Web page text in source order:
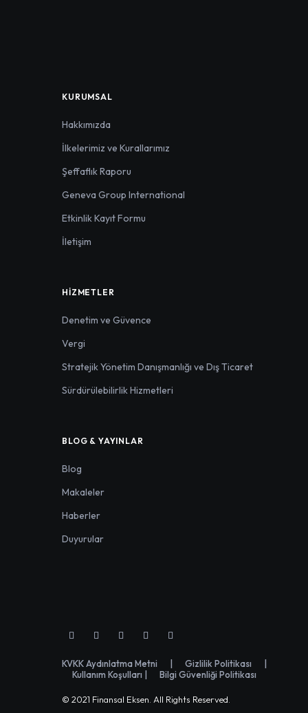
KURUMSAL
Hakkımızda
İlkelerimiz ve Kurallarımız
Şeffaflık Raporu
Geneva Group International
Etkinlik Kayıt Formu
İletişim
HIZMETLER
Denetim ve Güvence
Vergi
Stratejik Yönetim Danışmanlığı ve Dış Ticaret
Sürdürülebilirlik Hizmetleri
BLOG & YAYINLAR
Blog
Makaleler
Haberler
Duyurular
KVKK Aydınlatma Metni Gizlilik Politikası
Kullanım Koşulları
Bilgi Güvenliği Politikası
© 2021 Finansal Eksen. All Rights Reserved.